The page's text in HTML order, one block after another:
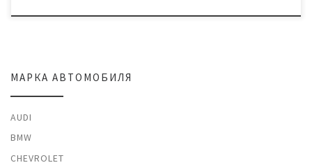
МАРКА АВТОМОБИЛЯ
AUDI
BMW
CHEVROLET